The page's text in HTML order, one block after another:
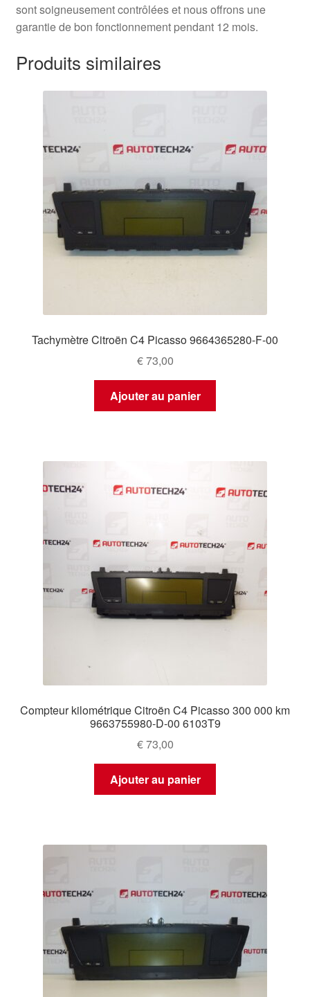
sont soigneusement contrôlées et nous offrons une
garantie de bon fonctionnement pendant 12 mois.
Produits similaires
Tachymètre Citroën C4 Picasso 9664365280-F-00
€73,00
Ajouter au panier
Compteur kilométrique Citroën C4 Picasso 300 000 km
9663755980-D-00 6103T9
€73,00
Ajouter au panier